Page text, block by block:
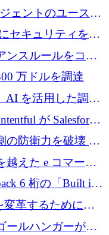
を推進するために
を確保
ェントのユースケ
万ドルを調達
セキュリティをも
を調達
ンスルールをコー
調達
万ドルを調達
AI を活用した調達
フォームを構築
が Salesforce
の防衛力を破壊 —
ートアップがそ
越えた e コマース
ズ A で 400 万ド
6 桁の「Built in
革するために
ンドを完了
ルハンガーがVC